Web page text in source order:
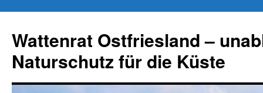
springen
Wattenrat Ostfriesland –
Naturschutz für die Küste